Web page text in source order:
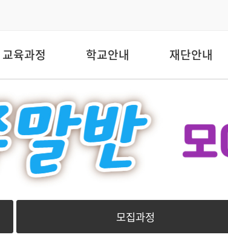
교육과정 학교안내 재단안내
모집과정